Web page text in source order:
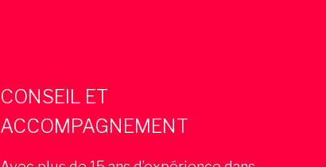
CONSEIL ET
ACCOMPAGNEMENT